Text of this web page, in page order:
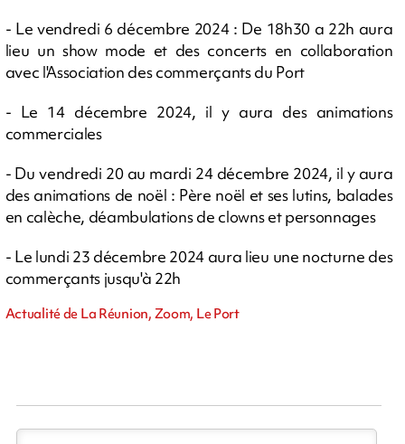
- Le vendredi 6 décembre 2024 : De 18h30 a 22h aura
lieu un show mode et des concerts en collaboration
avec l'Association des commerçants du Port
- Le 14 décembre 2024, il y aura des animations
commerciales
- Du vendredi 20 au mardi 24 décembre 2024, il y aura
des animations de noël : Père noël et ses lutins, balades
en calèche, déambulations de clowns et personnages
- Le lundi 23 décembre 2024 aura lieu une nocturne des
commerçants jusqu'à 22h
Actualité de La Réunion, Zoom, Le Port